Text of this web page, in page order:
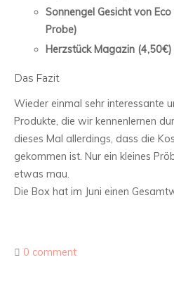
Sonnengel Gesicht von
Probe)
Herzstück Magazin (4,50€)
Das Fazit
Wieder einmal sehr interessante
Produkte, die wir kennenlernen
dieses Mal allerdings, dass die
gekommen ist. Nur ein kleines
etwas mau.
Die Box hat im Juni einen
0 comment